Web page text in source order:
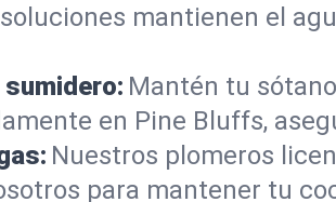
mantienen el
Mantén tu
en Pine Bluffs,
Nuestros plomeros
para mantener tu